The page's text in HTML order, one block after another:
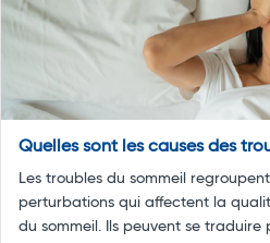
Quelles sont les causes des
Les troubles du sommeil
perturbations qui affectent la
du sommeil. Ils peuvent se traduire